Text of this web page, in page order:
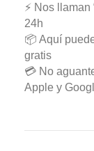
⚡ Nos
24h
📦 Aquí
gratis
💳 No
Apple y